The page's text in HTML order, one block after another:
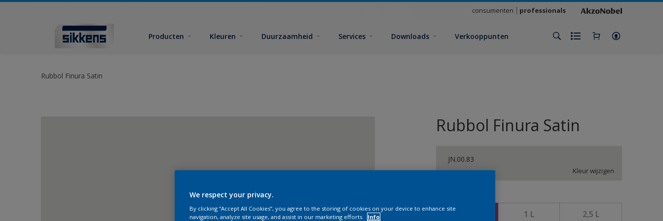
consumenten professionals
Producten Kleuren Duurzaamheid Services Downloads Verkooppunten
Rubbol Finura Satin
Rubbol Finura Satin
JN.00.83
Kleur wijzigen
500 ML 1 L 2,5 L
We respect your privacy.
By clicking “Accept All Cookies”, you agree to the storing of cookies on your device to enhance site
navigation, analyze site usage, and assist in our marketing efforts.
Info